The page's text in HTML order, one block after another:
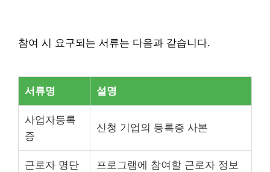
참여 시 요구되는 서류는 다음과 같습니다.
서류명 설명
사업자등록
증
신청 기업의 등록증 사본
근로자 명단 프로그램에 참여할 근로자 정보